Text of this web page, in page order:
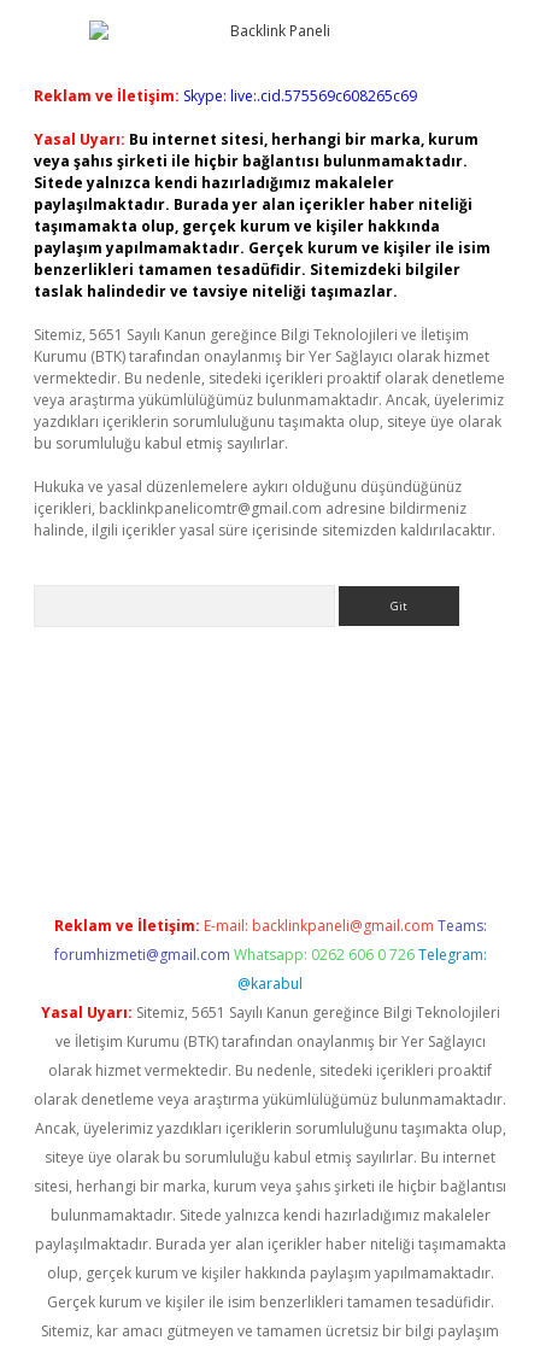
Reklam ve İletişim: Skype: live:.cid.575569c608265c69
Yasal Uyarı: Bu internet sitesi, herhangi bir marka, kurum
veya şahıs şirketi ile hiçbir bağlantısı bulunmamaktadır.
Sitede yalnızca kendi hazırladığımız makaleler
paylaşılmaktadır. Burada yer alan içerikler haber niteliği
taşımamakta olup, gerçek kurum ve kişiler hakkında
paylaşım yapılmamaktadır. Gerçek kurum ve kişiler ile isim
benzerlikleri tamamen tesadüfidir. Sitemizdeki bilgiler
taslak halindedir ve tavsiye niteliği taşımazlar.
Sitemiz, 5651 Sayılı Kanun gereğince Bilgi Teknolojileri ve İletişim
Kurumu (BTK) tarafından onaylanmış bir Yer Sağlayıcı olarak hizmet
vermektedir. Bu nedenle, sitedeki içerikleri proaktif olarak denetleme
veya araştırma yükümlülüğümüz bulunmamaktadır. Ancak, üyelerimiz
yazdıkları içeriklerin sorumluluğunu taşımakta olup, siteye üye olarak
bu sorumluluğu kabul etmiş sayılırlar.
Hukuka ve yasal düzenlemelere aykırı olduğunu düşündüğünüz
içerikleri, backlinkpanelicomtr@gmail.com adresine bildirmeniz
halinde, ilgili içerikler yasal süre içerisinde sitemizden kaldırılacaktır.
Reklam ve İletişim: E-mail: backlinkpaneli@gmail.com Teams:
forumhizmeti@gmail.com Whatsapp: 0262 606 0 726 Telegram:
@karabul
Yasal Uyarı: Sitemiz, 5651 Sayılı Kanun gereğince Bilgi Teknolojileri
ve İletişim Kurumu (BTK) tarafından onaylanmış bir Yer Sağlayıcı
olarak hizmet vermektedir. Bu nedenle, sitedeki içerikleri proaktif
olarak denetleme veya araştırma yükümlülüğümüz bulunmamaktadır.
Ancak, üyelerimiz yazdıkları içeriklerin sorumluluğunu taşımakta olup,
siteye üye olarak bu sorumluluğu kabul etmiş sayılırlar. Bu internet
sitesi, herhangi bir marka, kurum veya şahıs şirketi ile hiçbir bağlantısı
bulunmamaktadır. Sitede yalnızca kendi hazırladığımız makaleler
paylaşılmaktadır. Burada yer alan içerikler haber niteliği taşımamakta
olup, gerçek kurum ve kişiler hakkında paylaşım yapılmamaktadır.
Gerçek kurum ve kişiler ile isim benzerlikleri tamamen tesadüfidir.
Sitemiz, kar amacı gütmeyen ve tamamen ücretsiz bir bilgi paylaşım